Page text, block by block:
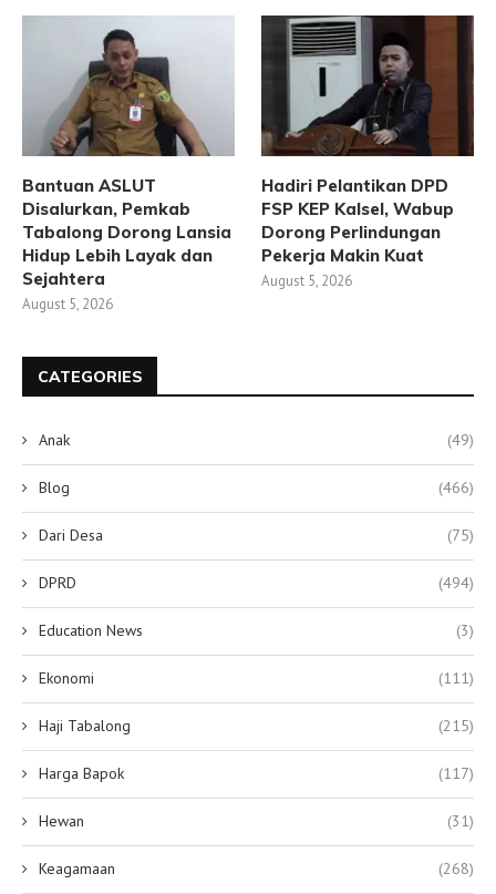
Bantuan ASLUT
Disalurkan, Pemkab
Tabalong Dorong Lansia
Hidup Lebih Layak dan
Sejahtera
August 5, 2026
Hadiri Pelantikan DPD
FSP KEP Kalsel, Wabup
Dorong Perlindungan
Pekerja Makin Kuat
August 5, 2026
CATEGORIES
Anak (49)
Blog (466)
Dari Desa (75)
DPRD (494)
Education News (3)
Ekonomi (111)
Haji Tabalong (215)
Harga Bapok (117)
Hewan (31)
Keagamaan (268)